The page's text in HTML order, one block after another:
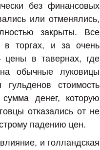
без финансовых
или отменялись,
закрыты. Все
в торгах, и за очень
в тавернах, где
обычные луковицы
стоимость
денег, которую
отказались от не
падению цен.
и голландская